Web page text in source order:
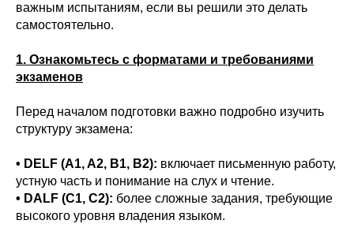
важным испытаниям, если вы решили это делать
самостоятельно.
1. Ознакомьтесь с форматами и требованиями
экзаменов
Перед началом подготовки важно подробно изучить
структуру экзамена:
• DELF (A1, A2, B1, B2): включает письменную работу,
устную часть и понимание на слух и чтение.
• DALF (C1, C2): более сложные задания, требующие
высокого уровня владения языком.